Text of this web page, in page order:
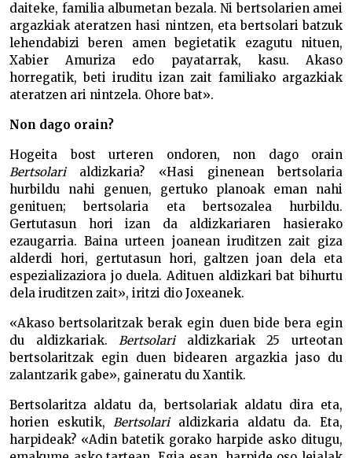
daiteke, familia albumetan bezala. Ni bertsolarien amei
argazkiak ateratzen hasi nintzen, eta bertsolari batzuk
lehendabizi beren amen begietatik ezagutu nituen,
Xabier Amuriza edo payatarrak, kasu. Akaso
horregatik, beti iruditu izan zait familiako argazkiak
ateratzen ari nintzela. Ohore bat».
Non dago orain?
Hogeita bost urteren ondoren, non dago orain
Bertsolarialdizkaria? «Hasi ginenean bertsolaria
hurbildu nahi genuen, gertuko planoak eman nahi
genituen; bertsolaria eta bertsozalea hurbildu.
Gertutasun hori izan da aldizkariaren hasierako
ezaugarria. Baina urteen joanean iruditzen zait giza
alderdi hori, gertutasun hori, galtzen joan dela eta
espezializaziora jo duela. Adituen aldizkari bat bihurtu
dela iruditzen zait», iritzi dio Joxeanek.
«Akaso bertsolaritzak berak egin duen bide bera egin
du aldizkariak.Bertsolarialdizkariak 25 urteotan
bertsolaritzak egin duen bidearen argazkia jaso du
zalantzarik gabe», gaineratu du Xantik.
Bertsolaritza aldatu da, bertsolariak aldatu dira eta,
horien eskutik,Bertsolarialdizkaria aldatu da. Eta,
harpideak? «Adin batetik gorako harpide asko ditugu,